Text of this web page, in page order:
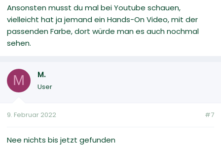
Ansonsten musst du mal bei Youtube schauen,
vielleicht hat ja jemand ein Hands-On Video, mit der
passenden Farbe, dort würde man es auch nochmal
sehen.
M M.
User
9. Februar 2022 #7
Nee nichts bis jetzt gefunden